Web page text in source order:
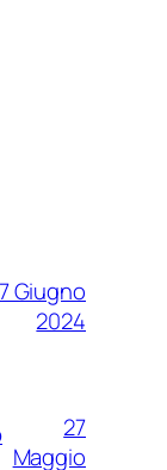
Giugno
2024
27
Maggio